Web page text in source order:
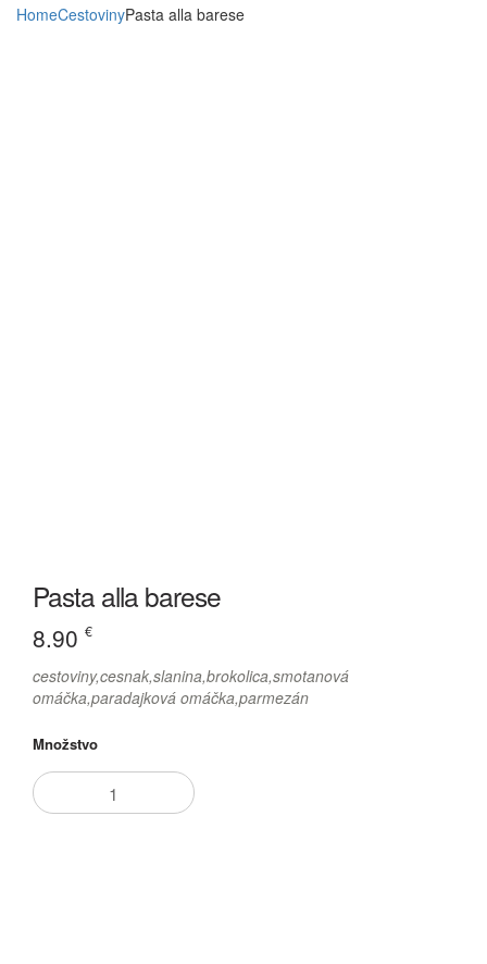
HomeCestovinyPasta alla barese
Pasta alla barese
8.90 €
cestoviny,cesnak,slanina,brokolica,smotanová
omáčka,paradajková omáčka,parmezán
Množstvo